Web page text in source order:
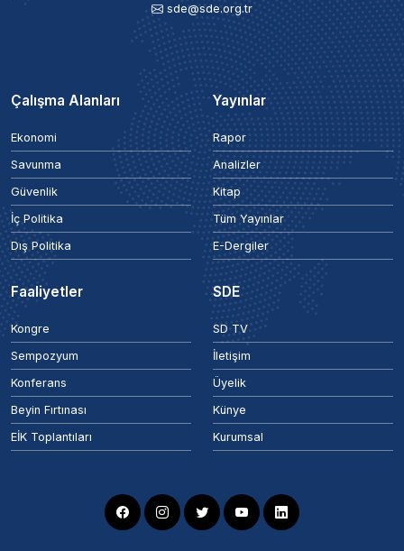
sde@sde.org.tr
Çalışma Alanları
Ekonomi
Savunma
Güvenlik
İç Politika
Dış Politika
Yayınlar
Rapor
Analizler
Kitap
Tüm Yayınlar
E-Dergiler
Faaliyetler
Kongre
Sempozyum
Konferans
Beyin Fırtınası
EİK Toplantıları
SDE
SD TV
İletişim
Üyelik
Künye
Kurumsal